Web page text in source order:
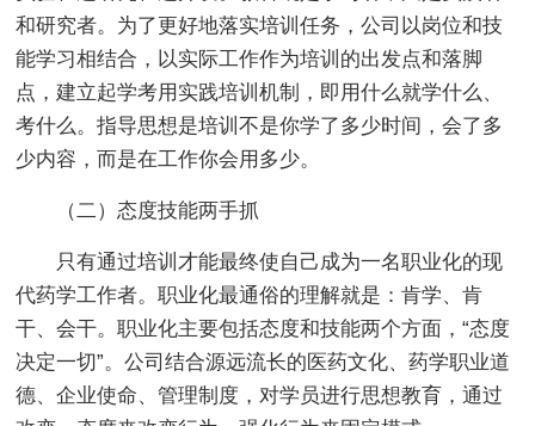
和研究者。为了更好地落实培训任务，公司以岗位和技
能学习相结合，以实际工作作为培训的出发点和落脚
点，建立起学考用实践培训机制，即用什么就学什么、
考什么。指导思想是培训不是你学了多少时间，会了多
少内容，而是在工作你会用多少。
（二）态度技能两手抓
只有通过培训才能最终使自己成为一名职业化的现
代药学工作者。职业化最通俗的理解就是：肯学、肯
干、会干。职业化主要包括态度和技能两个方面，“态度
决定一切”。公司结合源远流长的医药文化、药学职业道
德、企业使命、管理制度，对学员进行思想教育，通过